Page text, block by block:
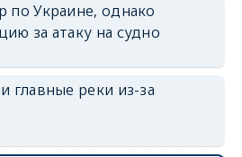
по Украине, однако
за атаку на судно
главные реки из-за